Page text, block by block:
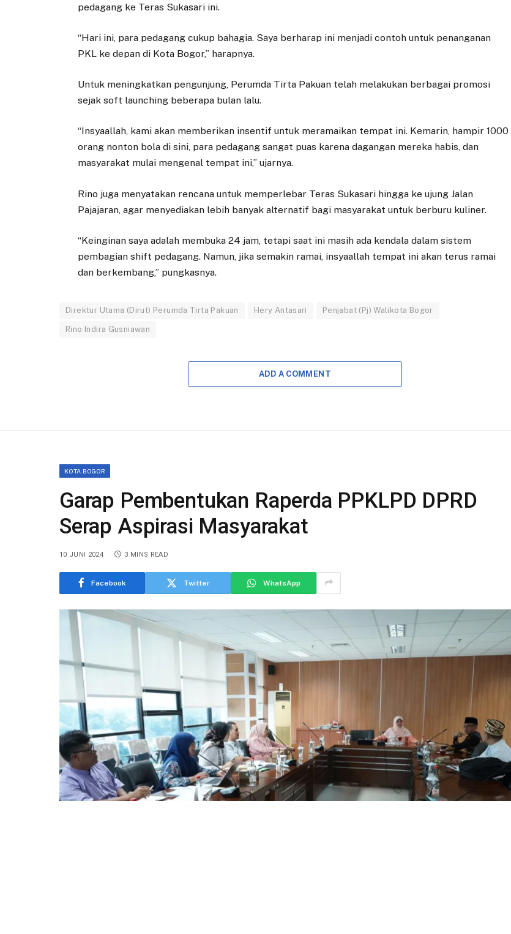
pedagang ke Teras Sukasari ini.
“Hari ini, para pedagang cukup bahagia. Saya berharap ini menjadi contoh untuk penanganan
PKL ke depan di Kota Bogor,” harapnya.
Untuk meningkatkan pengunjung, Perumda Tirta Pakuan telah melakukan berbagai promosi
sejak soft launching beberapa bulan lalu.
“Insyaallah, kami akan memberikan insentif untuk meramaikan tempat ini. Kemarin, hampir 1000
orang nonton bola di sini, para pedagang sangat puas karena dagangan mereka habis, dan
masyarakat mulai mengenal tempat ini,” ujarnya.
Rino juga menyatakan rencana untuk memperlebar Teras Sukasari hingga ke ujung Jalan
Pajajaran, agar menyediakan lebih banyak alternatif bagi masyarakat untuk berburu kuliner.
“Keinginan saya adalah membuka 24 jam, tetapi saat ini masih ada kendala dalam sistem
pembagian shift pedagang. Namun, jika semakin ramai, insyaallah tempat ini akan terus ramai
dan berkembang,” pungkasnya.
Direktur Utama (Dirut) Perumda Tirta Pakuan Hery Antasari Penjabat (Pj) Walikota Bogor
Rino Indira Gusniawan
ADD A COMMENT
Adityawarman
16 OKTOBER 2025
bersama Wakil
Walikota Bogor Jenal
Amanat
2026
22 MEI 2026
Mutaqin, menjadi
inspektur upacara
Kebangkitan…
KOTA BOGOR
Garap Pembentukan Raperda PPKLPD DPRD
Serap Aspirasi Masyarakat
10 JUNI 2024 3 MINS READ
Facebook Twitter WhatsApp